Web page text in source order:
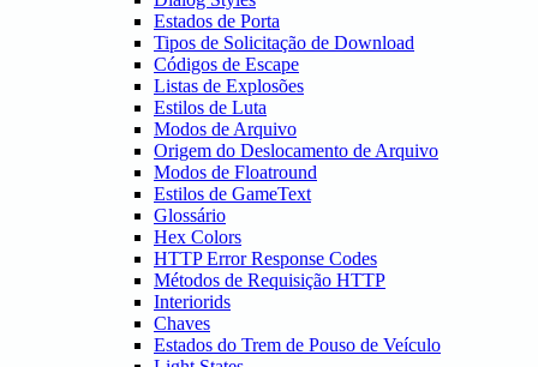
Estados de Porta
Tipos de Solicitação de Download
Códigos de Escape
Listas de Explosões
Estilos de Luta
Modos de Arquivo
Origem do Deslocamento de Arquivo
Modos de Floatround
Estilos de GameText
Glossário
Hex Colors
HTTP Error Response Codes
Métodos de Requisição HTTP
Interiorids
Chaves
Estados do Trem de Pouso de Veículo